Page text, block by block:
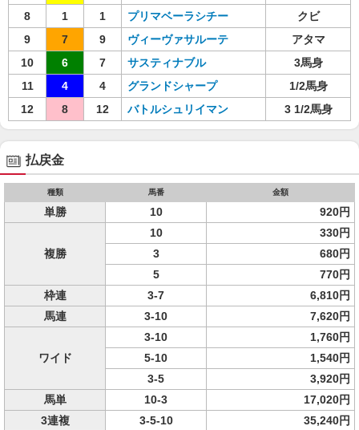
8
1 1 プリマベーラシチー
クビ
9
7 9 ヴィーヴァサルーテ
アタマ
10
6 7 サスティナブル
3馬身
11
4 4 グランドシャープ
1/2馬身
12
8 12 バトルシュリイマン 3 1/2馬身
払戻金
種類 馬番 金額
単勝 10 920円
複勝
10
330円
3
680円
5
770円
枠連
3-7
6,810円
馬連
3-10 7,620円
ワイド
3-10
1,760円
5-10
1,540円
3-5
3,920円
馬単
10-3
17,020円
3連複
3-5-10
35,240円